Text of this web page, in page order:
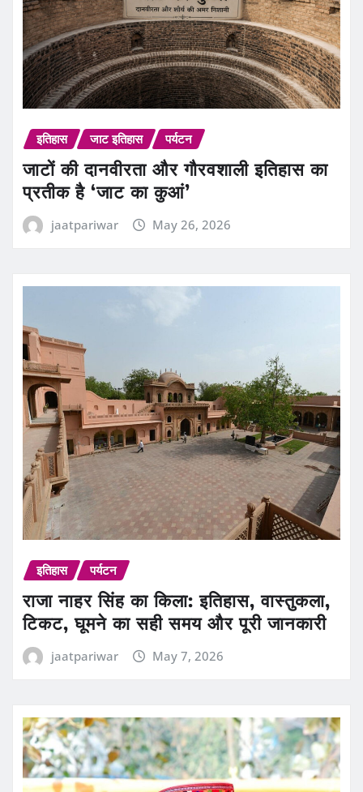
इतिहास जाट इतिहास पर्यटन
जाटों की दानवीरता और गौरवशाली इतिहास का
प्रतीक है ‘जाट का कुआं’
jaatpariwar May 26, 2026
इतिहास पर्यटन
राजा नाहर सिंह का किला: इतिहास, वास्तुकला,
टिकट, घूमने का सही समय और पूरी जानकारी
jaatpariwar May 7, 2026